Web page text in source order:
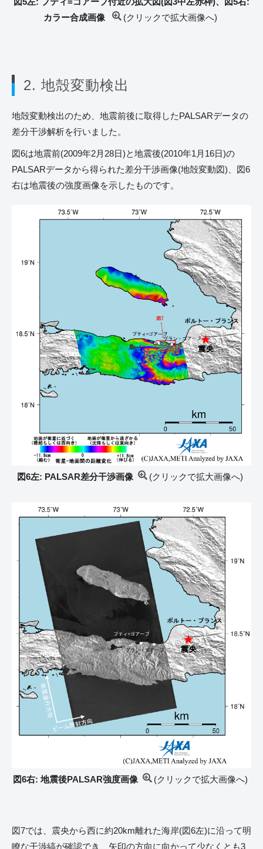
カラー合成画像
(クリックで拡大画像へ)
2. 地殻変動検出
地殻変動検出のため、地震前後に取得したPALSARデータの
差分干渉解析を行いました。
図6は地震前(2009年2月28日)と地震後(2010年1月16日)の
PALSARデータから得られた差分干渉画像(地殻変動図)、図6
右は地震後の強度画像を示したものです。
図6左: PALSAR差分干渉画像 (クリックで拡大画像へ)
図6右: 地震後PALSAR強度画像 (クリックで拡大画像へ)
図7では、震央から西に約20km離れた海岸(図6左)に沿って明
瞭な干渉縞が確認でき、矢印の方向に向かって少なくとも3